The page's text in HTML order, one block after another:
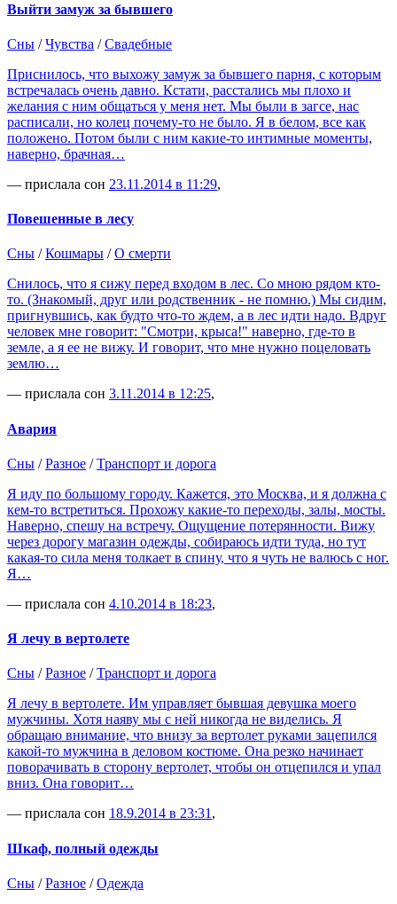
Выйти замуж за бывшего
Сны /Чувства /Свадебные
Приснилось, что выхожу замуж за бывшего парня, с которым
встречалась очень давно. Кстати, расстались мы плохо и
желания с ним общаться у меня нет. Мы были в загсе, нас
расписали, но колец почему-то не было. Я в белом, все как
положено. Потом были с ним какие-то интимные моменты,
наверно, брачная…
— прислала сон 23.11.2014 в 11:29,
Повешенные в лесу
Сны /Кошмары /О смерти
Снилось, что я сижу перед входом в лес. Со мною рядом кто-
то. (Знакомый, друг или родственник - не помню.) Мы сидим,
пригнувшись, как будто что-то ждем, а в лес идти надо. Вдруг
человек мне говорит: "Смотри, крыса!" наверно, где-то в
земле, а я ее не вижу. И говорит, что мне нужно поцеловать
землю…
— прислала сон 3.11.2014 в 12:25,
Авария
Сны /Разное /Транспорт и дорога
Я иду по большому городу. Кажется, это Москва, и я должна с
кем-то встретиться. Прохожу какие-то переходы, залы, мосты.
Наверно, спешу на встречу. Ощущение потерянности. Вижу
через дорогу магазин одежды, собираюсь идти туда, но тут
какая-то сила меня толкает в спину, что я чуть не валюсь с ног.
Я…
— прислала сон 4.10.2014 в 18:23,
Я лечу в вертолете
Сны /Разное /Транспорт и дорога
Я лечу в вертолете. Им управляет бывшая девушка моего
мужчины. Хотя наяву мы с ней никогда не виделись. Я
обращаю внимание, что внизу за вертолет руками зацепился
какой-то мужчина в деловом костюме. Она резко начинает
поворачивать в сторону вертолет, чтобы он отцепился и упал
вниз. Она говорит…
— прислала сон 18.9.2014 в 23:31,
Шкаф, полный одежды
Сны /Разное /Одежда